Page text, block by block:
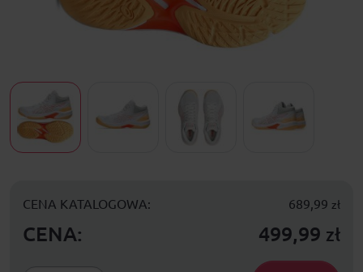
CENA KATALOGOWA: 689,99 zł
CENA: 499,99 zł